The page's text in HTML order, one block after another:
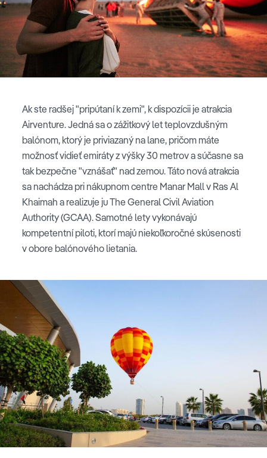
Ak ste radšej "pripútaní k zemi", k dispozícii je atrakcia
Airventure. Jedná sa o zážitkový let teplovzdušným
balónom, ktorý je priviazaný na lane, pričom máte
možnosť vidieť emiráty z výšky 30 metrov a súčasne sa
tak bezpečne "vznášať" nad zemou. Táto nová atrakcia
sa nachádza pri nákupnom centre Manar Mall v Ras Al
Khaimah a realizuje ju The General Civil Aviation
Authority (GCAA). Samotné lety vykonávajú
kompetentní piloti, ktorí majú niekoľkoročné skúsenosti
v obore balónového lietania.